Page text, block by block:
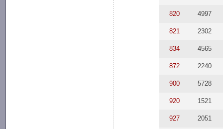
820 4997
821 2302
834 4565
872 2240
900 5728
920 1521
927 2051